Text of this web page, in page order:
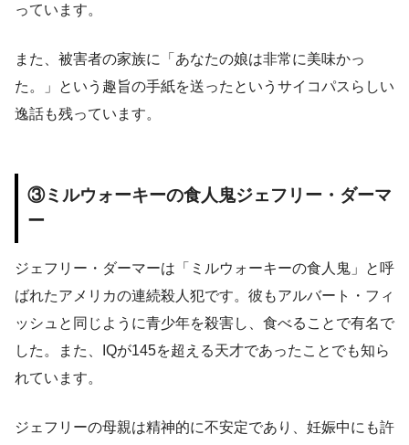
っています。
また、被害者の家族に「あなたの娘は非常に美味かっ
た。」という趣旨の手紙を送ったというサイコパスらしい
逸話も残っています。
③ミルウォーキーの食人鬼ジェフリー・ダーマ
ー
ジェフリー・ダーマーは「ミルウォーキーの食人鬼」と呼
ばれたアメリカの連続殺人犯です。彼もアルバート・フィ
ッシュと同じように青少年を殺害し、食べることで有名で
した。また、IQが145を超える天才であったことでも知ら
れています。
ジェフリーの母親は精神的に不安定であり、妊娠中にも許